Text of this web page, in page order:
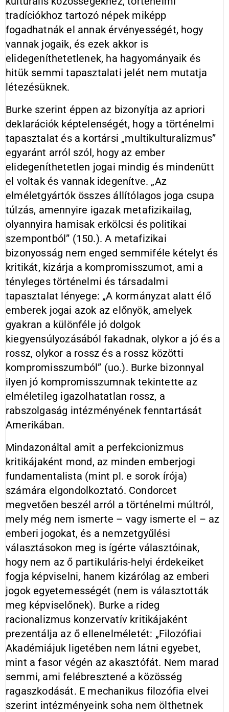
tradíciókhoz tartozó népek miképp
fogadhatnák el annak érvényességét, hogy
vannak jogaik, és ezek akkor is
elidegeníthetetlenek, ha hagyományaik és
hitük semmi tapasztalati jelét nem mutatja
létezésüknek.
Burke szerint éppen az bizonyítja az apriori
deklarációk képtelenségét, hogy a történelmi
tapasztalat és a kortársi „multikulturalizmus”
egyaránt arról szól, hogy az ember
elidegeníthetetlen jogai mindig és mindenütt
el voltak és vannak idegenítve. „Az
elméletgyártók összes állítólagos joga csupa
túlzás, amennyire igazak metafizikailag,
olyannyira hamisak erkölcsi és politikai
szempontból” (150.). A metafizikai
bizonyosság nem enged semmiféle kételyt és
kritikát, kizárja a kompromisszumot, ami a
tényleges történelmi és társadalmi
tapasztalat lényege: „A kormányzat alatt élő
emberek jogai azok az előnyök, amelyek
gyakran a különféle jó dolgok
kiegyensúlyozásából fakadnak, olykor a jó és a
rossz, olykor a rossz és a rossz közötti
kompromisszumból” (uo.). Burke bizonnyal
ilyen jó kompromisszumnak tekintette az
elméletileg igazolhatatlan rossz, a
rabszolgaság intézményének fenntartását
Amerikában.
Mindazonáltal amit a perfekcionizmus
kritikájaként mond, az minden emberjogi
fundamentalista (mint pl. e sorok írója)
számára elgondolkoztató. Condorcet
megvetően beszél arról a történelmi múltról,
mely még nem ismerte – vagy ismerte el – az
emberi jogokat, és a nemzetgyűlési
választásokon meg is ígérte választóinak,
hogy nem az ő partikuláris-helyi érdekeiket
fogja képviselni, hanem kizárólag az emberi
jogok egyetemességét (nem is választották
meg képviselőnek). Burke a rideg
racionalizmus konzervatív kritikájaként
prezentálja az ő ellenelméletét: „Filozófiai
Akadémiájuk ligetében nem látni egyebet,
mint a fasor végén az akasztófát. Nem marad
semmi, ami felébresztené a közösség
ragaszkodását. E mechanikus filozófia elvei
szerint intézményeink soha nem ölthetnek